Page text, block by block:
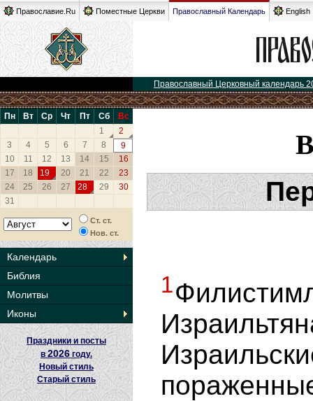
Православие.Ru Поместные Церкви Православный Календарь English
Православный Церковный календарь
Пн Вт Ср Чт Пт Сб
Вс
1
2
3
4 5 6 7 8
9
10
11 12 13 14 15
16
17
18 19 20 21 22
23
24
25 26 27 28 29
30
31
Ст. ст.
Нов. ст.
Календарь
Библия
Молитвы
Иконы
Праздники и посты
в2026 году.
Новый стиль
Старый стиль
1